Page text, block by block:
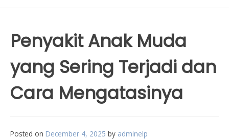
Penyakit Anak Muda
yang Sering Terjadi dan
Cara Mengatasinya
Posted on December 4, 2025 by adminelp